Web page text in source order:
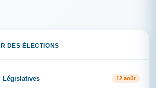
DES ÉLECTIONS
Législatives 12 août